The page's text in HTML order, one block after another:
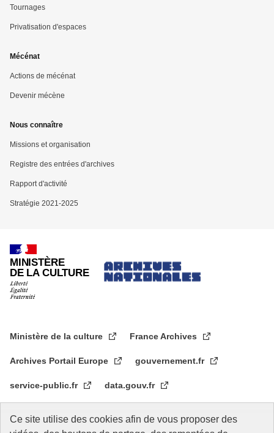
Tournages
Privatisation d'espaces
Mécénat
Actions de mécénat
Devenir mécène
Nous connaître
Missions et organisation
Registre des entrées d'archives
Rapport d'activité
Stratégie 2021-2025
MINISTÈRE
DE LA CULTURE
Ministère de la culture France Archives
Archives Portail Europe gouvernement.fr
service-public.fr data.gouv.fr
Ce site utilise des cookies afin de vous proposer des